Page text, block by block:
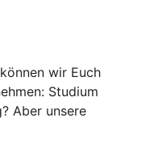
wir Euch
Studium
Aber unsere